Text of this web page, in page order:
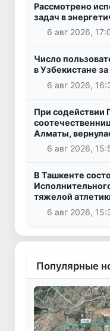
Рассмотрено
задач в
6 авг 2026,
Число
в Узбекистане
6 авг 2026,
При содействии
Алматы,
6 авг 2026,
В Ташкенте
тяжелой
6 авг 2026,
Популярные